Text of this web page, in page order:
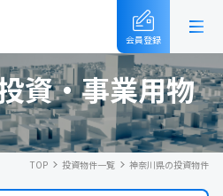
会員登録
資・事業用物
TOP 投資物件一覧 神奈川県の投資物件